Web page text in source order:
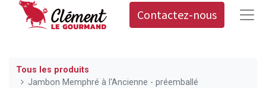
Contactez-nous
Tous les produits
Jambon Memphré à l'Ancienne - préemballé